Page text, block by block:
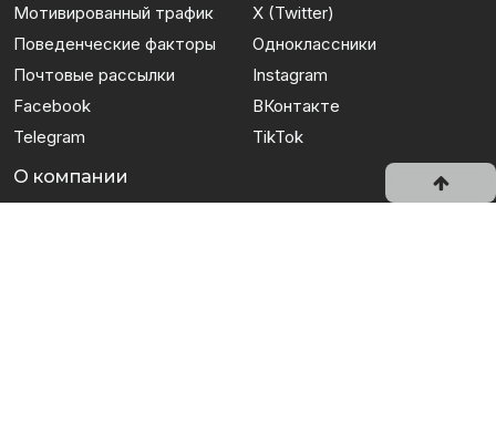
Мотивированный трафик
Поведенческие факторы
Почтовые рассылки
Facebook
Telegram
X (Twitter)
Одноклассники
Instagram
ВКонтакте
TikTok
О компании
О сервисе